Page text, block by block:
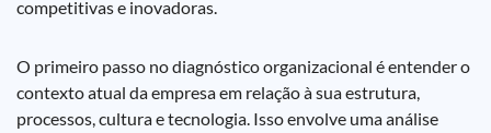
competitivas e inovadoras.
O primeiro passo no diagnóstico organizacional é entender o
contexto atual da empresa em relação à sua estrutura,
processos, cultura e tecnologia. Isso envolve uma análise